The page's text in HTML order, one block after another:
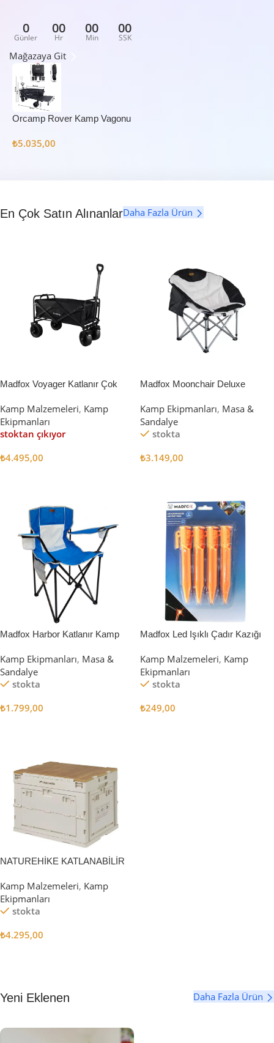
0
Günler
00
Hr
00
Min
00
SSK
Mağazaya Git
Orcamp Rover Kamp Vagonu
₺5.035,00
En Çok Satın AlınanlarDaha Fazla Ürün
Madfox Voyager Katlanır Çok
[Vagon] BLACK
Kamp Malzemeleri, Kamp
Ekipmanları
stoktan çıkıyor
₺4.495,00
Madfox Moonchair Deluxe
Siyah/Gri
Kamp Ekipmanları, Masa &
Sandalye
stokta
₺3.149,00
Madfox Harbor Katlanır Kamp
Kamp Ekipmanları, Masa &
Sandalye
stokta
₺1.799,00
Madfox Led Işıklı Çadır Kazığı
Kamp Malzemeleri, Kamp
Ekipmanları
stokta
₺249,00
NATUREHİKE KATLANABİLİR
Kamp Malzemeleri, Kamp
Ekipmanları
stokta
₺4.295,00
Yeni Eklenen Daha Fazla Ürün